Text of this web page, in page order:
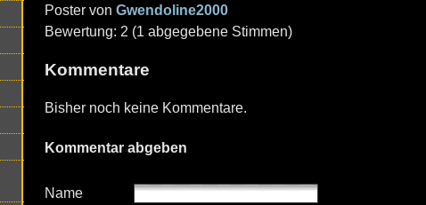
Poster von Gwendoline2000
Bewertung: 2 (1 abgegebene Stimmen)
Kommentare
Bisher noch keine Kommentare.
Kommentar abgeben
Name